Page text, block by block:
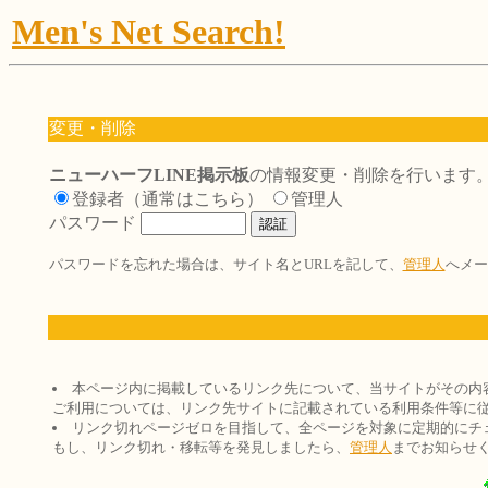
Men's Net Search!
変更・削除
ニューハーフLINE掲示板の情報変更・削除を行います。
登録者（通常はこちら）
管理人
パスワード
パスワードを忘れた場合は、サイト名とURLを記して、 管理人へメ
本ページ内に掲載しているリンク先について、当サイトがその内
ご利用については、リンク先サイトに記載されている利用条件等に
リンク切れページゼロを目指して、全ページを対象に定期的にチ
もし、リンク切れ・移転等を発見しましたら、 管理人 までお知らせ